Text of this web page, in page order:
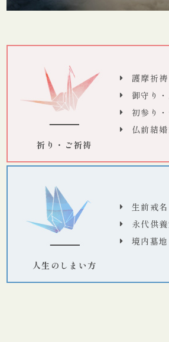
祈り・ご祈祷
護摩祈祷
御守り
初参り
仏前結
人生のしまい方
生前戒名
永代供
境内墓地